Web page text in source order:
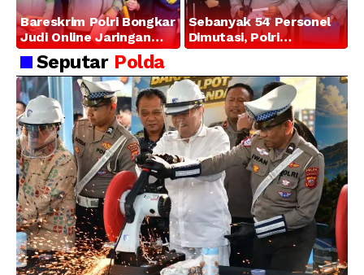
Bareskrim Polri Bongkar
Judi Online Jaringan
Internasional di Jakarta
Barat, 321 WNA
Diamankan
Sebanyak 54 Personel
Dimutasi, Polri
Tegaskan Komitmen
Profesionalisme
Seputar Polda